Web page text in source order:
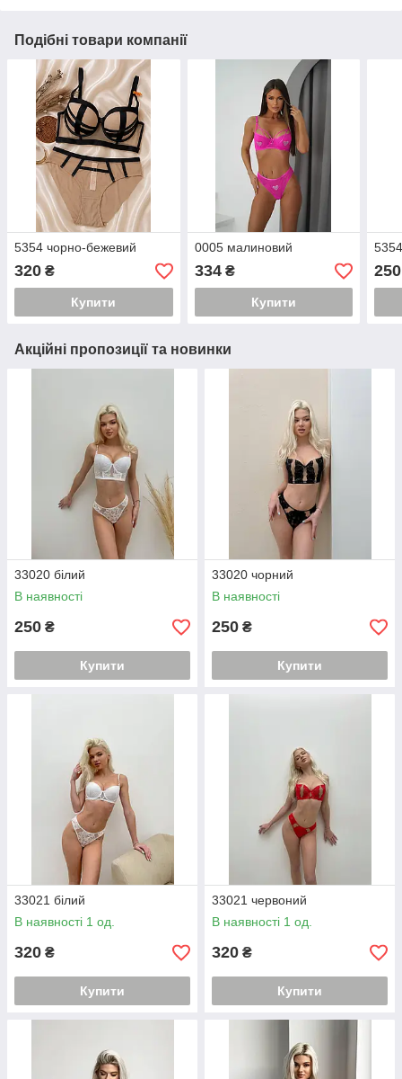
Подібні товари компанії
5354 чорно-бежевий
320 ₴
Купити
0005 малиновий
334₴
Купити
250
Акційні пропозиції та новинки
33020 білий
В наявності
250 ₴
Купити
33020 чорний
В наявності
250 ₴
Купити
33021 білий
В наявності 1 од.
320 ₴
Купити
33021 червоний
В наявності 1 од.
320 ₴
Купити